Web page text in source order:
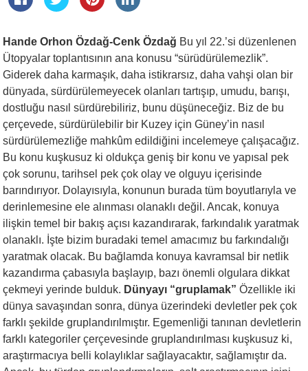
Hande Orhon Özdağ-Cenk Özdağ Bu yıl 22.’si düzenlenen
Ütopyalar toplantısının ana konusu “sürüdürülemezlik”.
Giderek daha karmaşık, daha istikrarsız, daha vahşi olan bir
dünyada, sürdürülemeyecek olanları tartışıp, umudu, barışı,
dostluğu nasıl sürdürebiliriz, bunu düşüneceğiz. Biz de bu
çerçevede, sürdürülebilir bir Kuzey için Güney’in nasıl
sürdürülemezliğe mahkûm edildiğini incelemeye çalışacağız.
Bu konu kuşkusuz ki oldukça geniş bir konu ve yapısal pek
çok sorunu, tarihsel pek çok olay ve olguyu içerisinde
barındırıyor. Dolayısıyla, konunun burada tüm boyutlarıyla ve
derinlemesine ele alınması olanaklı değil. Ancak, konuya
ilişkin temel bir bakış açısı kazandırarak, farkındalık yaratmak
olanaklı. İşte bizim buradaki temel amacımız bu farkındalığı
yaratmak olacak. Bu bağlamda konuya kavramsal bir netlik
kazandırma çabasıyla başlayıp, bazı önemli olgulara dikkat
çekmeyi yerinde bulduk. Dünyayı “gruplamak”Özellikle iki
dünya savaşından sonra, dünya üzerindeki devletler pek çok
farklı şekilde gruplandırılmıştır. Egemenliği tanınan devletlerin
farklı kategoriler çerçevesinde gruplandırılması kuşkusuz ki,
araştırmacıya belli kolaylıklar sağlayacaktır, sağlamıştır da.